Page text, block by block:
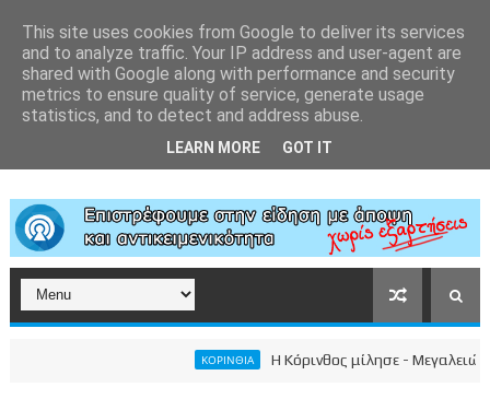
Η Κόρινθος μίλησε - Μεγαλειώδης
This site uses cookies from Google to deliver its services
and to analyze traffic. Your IP address and user-agent are
shared with Google along with performance and security
metrics to ensure quality of service, generate usage
statistics, and to detect and address abuse.
LEARN MORE GOT IT